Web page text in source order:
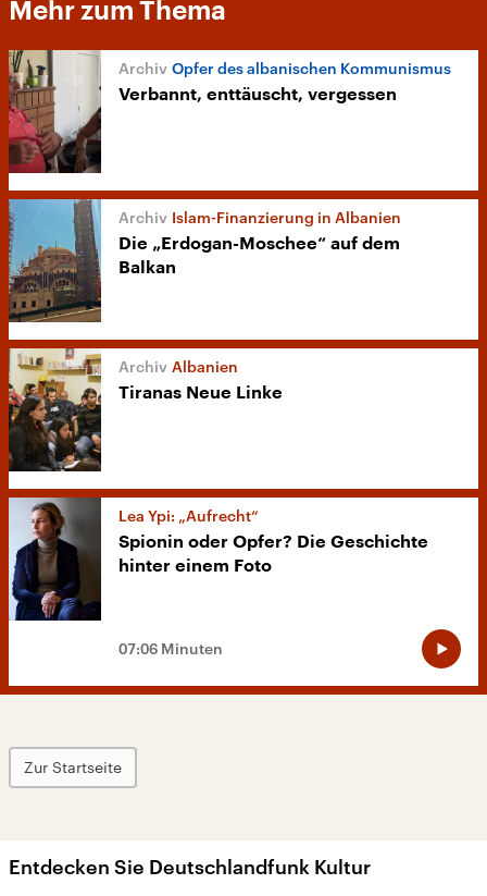
Mehr zum Thema
Opfer des albanischen Kommunismus
Verbannt, enttäuscht, vergessen
Islam-Finanzierung in Albanien
Die „Erdogan-Moschee“ auf dem
Balkan
Albanien
Tiranas Neue Linke
Lea Ypi: „Aufrecht“
Spionin oder Opfer? Die Geschichte
hinter einem Foto
07:06 Minuten
Zur Startseite
Entdecken Sie Deutschlandfunk Kultur